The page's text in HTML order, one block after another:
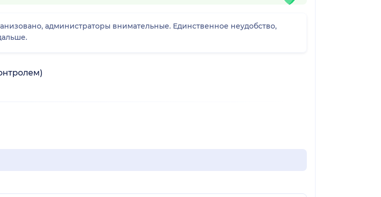
администраторы внимательные. Единственное неудобство,